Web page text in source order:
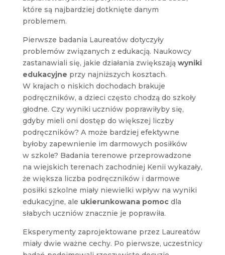
które są najbardziej dotknięte danym
problemem.
Pierwsze badania Laureatów dotyczyły
problemów związanych z edukacją. Naukowcy
zastanawiali się, jakie działania zwiększają wyniki
edukacyjne przy najniższych kosztach.
W krajach o niskich dochodach brakuje
podręczników, a dzieci często chodzą do szkoły
głodne. Czy wyniki uczniów poprawiłyby się,
gdyby mieli oni dostęp do większej liczby
podręczników? A może bardziej efektywne
byłoby zapewnienie im darmowych posiłków
w szkole? Badania terenowe przeprowadzone
na wiejskich terenach zachodniej Kenii wykazały,
że większa liczba podręczników i darmowe
posiłki szkolne miały niewielki wpływ na wyniki
edukacyjne, ale ukierunkowana pomocdla
słabych uczniów znacznie je poprawiła.
Eksperymenty zaprojektowane przez Laureatów
miały dwie ważne cechy. Po pierwsze, uczestnicy